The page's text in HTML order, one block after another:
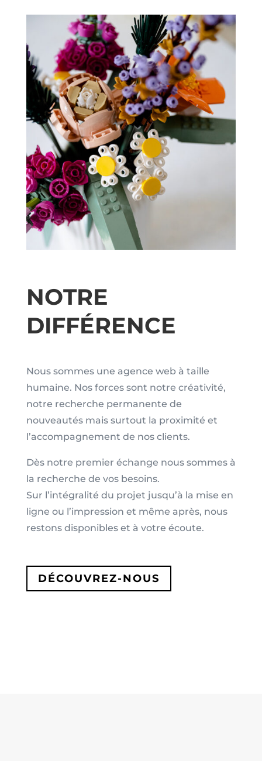
NOTRE
DIFFÉRENCE
Nous sommes une agence web à taille
humaine. Nos forces sont notre créativité,
notre recherche permanente de
nouveautés mais surtout la proximité et
l’accompagnement de nos clients.
Dès notre premier échange nous sommes à
la recherche de vos besoins.
Sur l’intégralité du projet jusqu’à la mise en
ligne ou l’impression et même après, nous
restons disponibles et à votre écoute.
DÉCOUVREZ-NOUS